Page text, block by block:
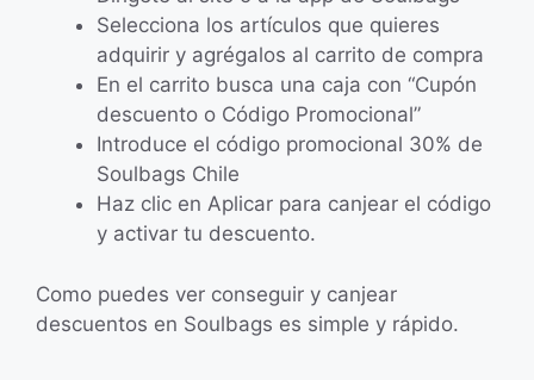
Selecciona los artículos que quieres
adquirir y agrégalos al carrito de compra
En el carrito busca una caja con “Cupón
descuento o Código Promocional”
Introduce el código promocional 30% de
Soulbags Chile
Haz clic en Aplicar para canjear el código
y activar tu descuento.
Como puedes ver conseguir y canjear
descuentos en Soulbags es simple y rápido.